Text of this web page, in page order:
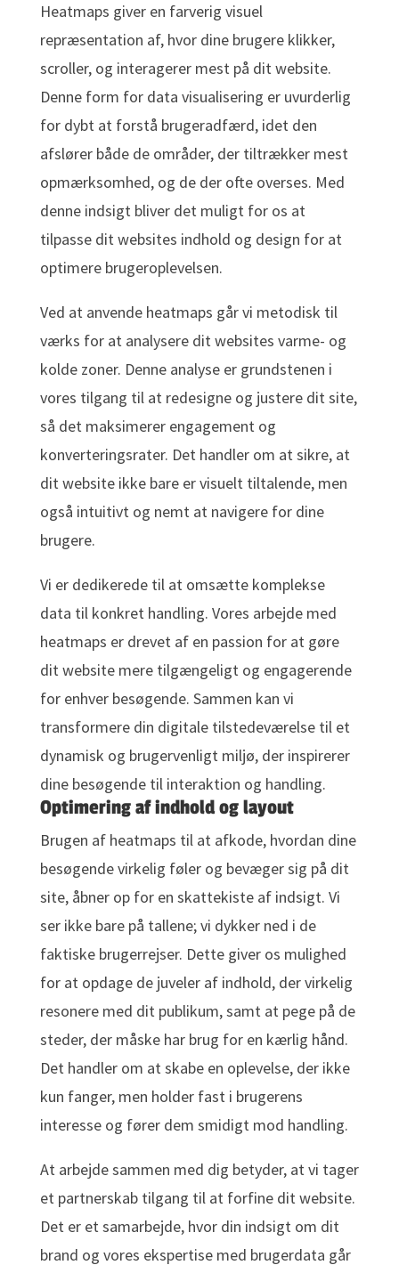
Heatmaps giver en farverig visuel
repræsentation af, hvor dine brugere klikker,
scroller, og interagerer mest på dit website.
Denne form for data visualisering er uvurderlig
for dybt at forstå brugeradfærd, idet den
afslører både de områder, der tiltrækker mest
opmærksomhed, og de der ofte overses. Med
denne indsigt bliver det muligt for os at
tilpasse dit websites indhold og design for at
optimere brugeroplevelsen.
Ved at anvende heatmaps går vi metodisk til
værks for at analysere dit websites varme- og
kolde zoner. Denne analyse er grundstenen i
vores tilgang til at redesigne og justere dit site,
så det maksimerer engagement og
konverteringsrater. Det handler om at sikre, at
dit website ikke bare er visuelt tiltalende, men
også intuitivt og nemt at navigere for dine
brugere.
Vi er dedikerede til at omsætte komplekse
data til konkret handling. Vores arbejde med
heatmaps er drevet af en passion for at gøre
dit website mere tilgængeligt og engagerende
for enhver besøgende. Sammen kan vi
transformere din digitale tilstedeværelse til et
dynamisk og brugervenligt miljø, der inspirerer
dine besøgende til interaktion og handling.
Optimering af indhold og layout
Brugen af heatmaps til at afkode, hvordan dine
besøgende virkelig føler og bevæger sig på dit
site, åbner op for en skattekiste af indsigt. Vi
ser ikke bare på tallene; vi dykker ned i de
faktiske brugerrejser. Dette giver os mulighed
for at opdage de juveler af indhold, der virkelig
resonere med dit publikum, samt at pege på de
steder, der måske har brug for en kærlig hånd.
Det handler om at skabe en oplevelse, der ikke
kun fanger, men holder fast i brugerens
interesse og fører dem smidigt mod handling.
At arbejde sammen med dig betyder, at vi tager
et partnerskab tilgang til at forfine dit website.
Det er et samarbejde, hvor din indsigt om dit
brand og vores ekspertise med brugerdata går